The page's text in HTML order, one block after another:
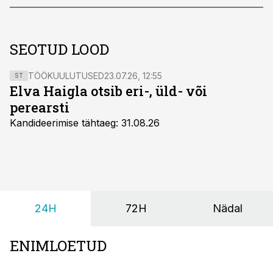
SEOTUD LOOD
ST TÖÖKUULUTUSED23.07.26, 12:55
Elva Haigla otsib eri-, üld- või
perearsti
Kandideerimise tähtaeg: 31.08.26
24H 72H Nädal
ENIMLOETUD